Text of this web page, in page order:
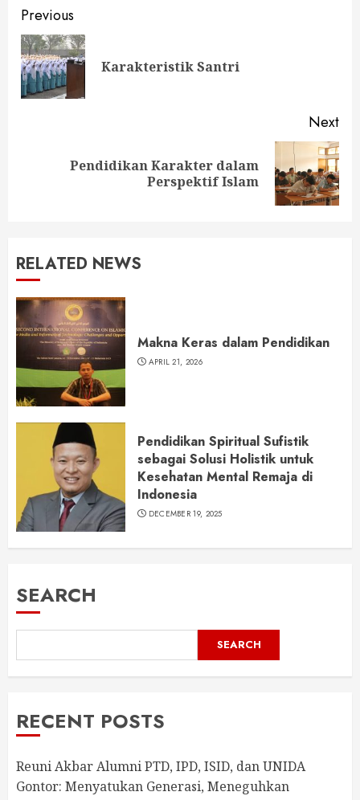
Continue
Reading
Previous
Karakteristik Santri
Next
Pendidikan Karakter dalam
Perspektif Islam
RELATED NEWS
Makna Keras dalam Pendidikan
APRIL 21, 2026
Pendidikan Spiritual Sufistik
sebagai Solusi Holistik untuk
Kesehatan Mental Remaja di
Indonesia
DECEMBER 19, 2025
SEARCH
SEARCH
RECENT POSTS
Reuni Akbar Alumni PTD, IPD, ISID, dan UNIDA
Gontor: Menyatukan Generasi, Meneguhkan